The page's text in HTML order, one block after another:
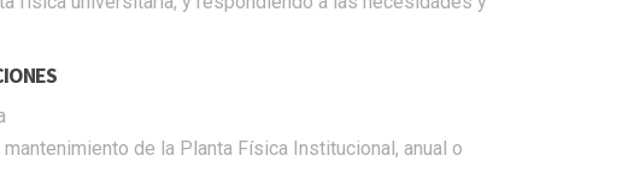
de la Planta Física Institucional, anual o